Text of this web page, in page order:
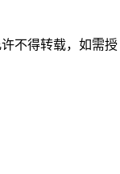
不得转载，如需授